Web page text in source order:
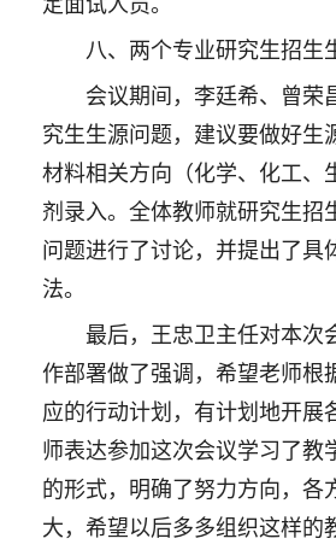
八、两个专业研究生招生
会议期间，李廷希、曾荣
究生生源问题，建议要做好生
材料相关方向（化学、化工、
剂录入。全体教师就研究生招
问题进行了讨论，并提出了具
法。
最后，王忠卫主任对本次
作部署做了强调，希望老师根
应的行动计划，有计划地开展
师表达参加这次会议学习了教
的形式，明确了努力方向，各
大，希望以后多多组织这样的